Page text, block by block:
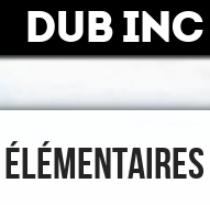
Dub Inc